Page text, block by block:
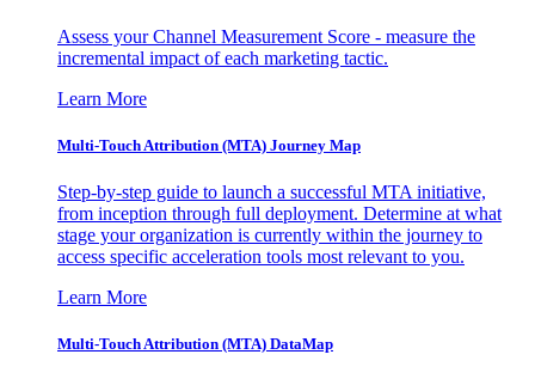
Assess your Channel Measurement Score - measure the
incremental impact of each marketing tactic.
Learn More
Multi-Touch Attribution (MTA) Journey Map
Step-by-step guide to launch a successful MTA initiative,
from inception through full deployment. Determine at what
stage your organization is currently within the journey to
access specific acceleration tools most relevant to you.
Learn More
Multi-Touch Attribution (MTA) DataMap